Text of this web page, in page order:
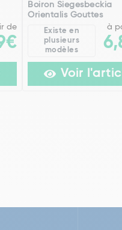
de
Boiron Siegesbeckia
Orientalis Gouttes
Existe en
plusieurs
modèles
à
Voir